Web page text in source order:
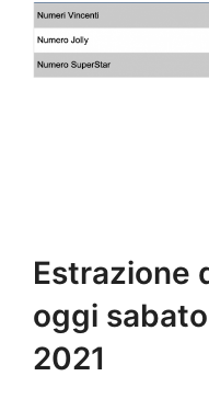
Estrazione
oggi
2021